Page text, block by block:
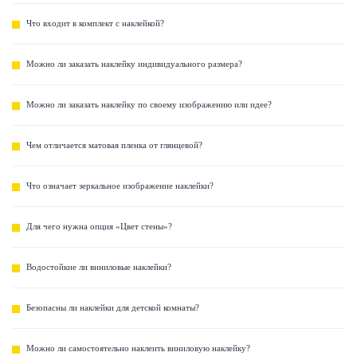
Что входит в комплект с наклейкой?
Можно ли заказать наклейку индивидуального размера?
Можно ли заказать наклейку по своему изображению или идее?
Чем отличается матовая пленка от глянцевой?
Что означает зеркальное изображение наклейки?
Для чего нужна опция «Цвет стены»?
Водостойкие ли виниловые наклейки?
Безопасны ли наклейки для детской комнаты?
Можно ли самостоятельно наклеить виниловую наклейку?